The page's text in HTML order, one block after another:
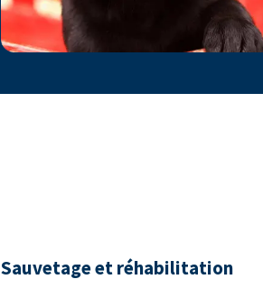
Sauvetage et réhabilitation